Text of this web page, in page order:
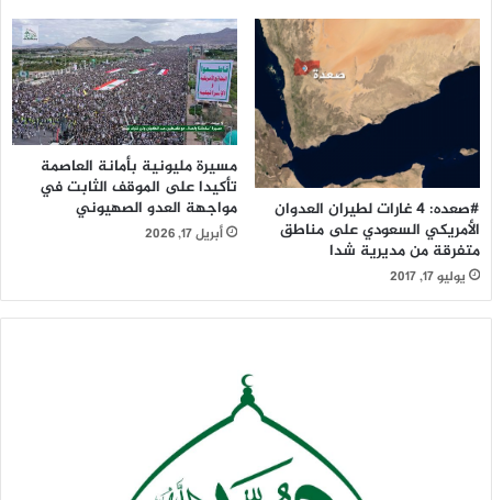
#صعده: 4 غارات لطيران العدوان
الأمريكي السعودي على مناطق
متفرقة من مديرية شدا
يوليو 17, 2017
مسيرة مليونية بأمانة العاصمة
تأكيدا على الموقف الثابت في
مواجهة العدو الصهيوني
أبريل 17, 2026